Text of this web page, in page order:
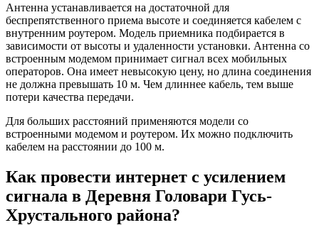
Антенна устанавливается на достаточной для
беспрепятственного приема высоте и соединяется кабелем с
внутренним роутером. Модель приемника подбирается в
зависимости от высоты и удаленности установки. Антенна со
встроенным модемом принимает сигнал всех мобильных
операторов. Она имеет невысокую цену, но длина соединения
не должна превышать 10 м. Чем длиннее кабель, тем выше
потери качества передачи.
Для больших расстояний применяются модели со
встроенными модемом и роутером. Их можно подключить
кабелем на расстоянии до 100 м.
Как провести интернет с усилением
сигнала в Деревня Головари Гусь-
Хрустального района?